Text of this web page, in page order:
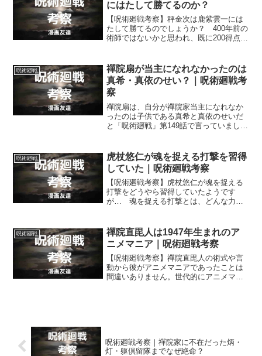
にはたして勝てるのか？
【呪術廻戦考察】秤金次は鹿紫雲一には
たして勝てるのでしょうか？ 400年前の
術師ではないかと思われ、既に200得点以
んでいましたが…。
呪術廻戦
禪院扇が当主になれなかったのは
真希・真依のせい？｜呪術廻戦考
察
禪院扇は、自分が禪院家当主になれなか
ったのは子供である真希と真依のせいだ
と「呪術廻戦」第149話で言っていまし
依のせいだとは思えません。
呪術廻戦
虎杖悠仁が魂を捉える打撃を習得
していた｜呪術廻戦考察
【呪術廻戦考察】虎杖悠仁が魂を捉える
打撃をどうやら習得していたようです
が… 魂を捉える打撃とは、どんな力を
呪術廻戦
禪院直毘人は1947年生まれのア
ニメマニア｜呪術廻戦考察
【呪術廻戦考察】禪院直毘人の術式や言
動から彼がアニメマニアであったことは
間違いありません。世代的にアニメマニ
呪術廻戦考察｜禪院家に不在だった炳・
灯・躯倶留隊までなぜ絶命？